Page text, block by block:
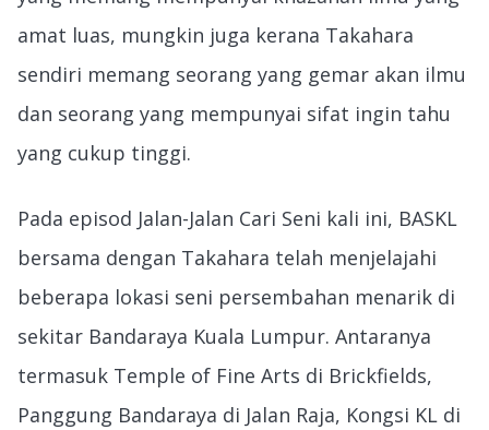
amat luas, mungkin juga kerana Takahara
sendiri memang seorang yang gemar akan ilmu
dan seorang yang mempunyai sifat ingin tahu
yang cukup tinggi.
Pada episod Jalan-Jalan Cari Seni kali ini, BASKL
bersama dengan Takahara telah menjelajahi
beberapa lokasi seni persembahan menarik di
sekitar Bandaraya Kuala Lumpur. Antaranya
termasuk Temple of Fine Arts di Brickfields,
Panggung Bandaraya di Jalan Raja, Kongsi KL di